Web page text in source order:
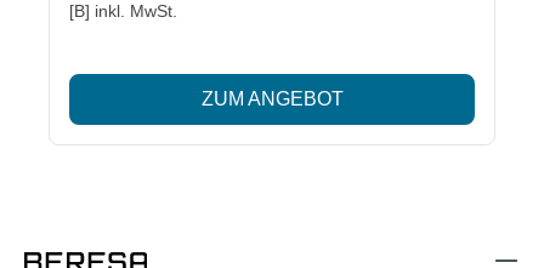
[B] inkl. MwSt.
ZUM ANGEBOT